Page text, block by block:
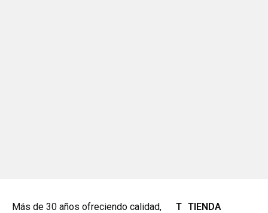
Más de 30 años ofreciendo calidad,
T TIENDA